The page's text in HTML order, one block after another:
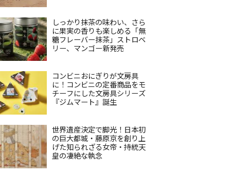
しっかり抹茶の味わい、さら
に果実の香りも楽しめる「無
糖フレーバー抹茶」ストロベ
リー、マンゴー新発売
コンビニおにぎりが文房具
に！コンビニの定番商品をモ
チーフにした文房具シリーズ
『ジムマート』誕生
世界遺産決定で脚光！日本初
の巨大都城・藤原京を創り上
げた知られざる女帝・持統天
皇の凄絶な執念